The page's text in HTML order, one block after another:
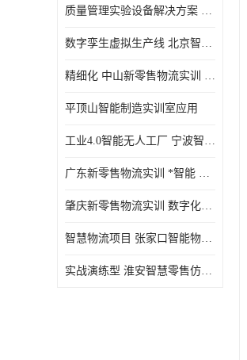
质量管理实验设备解决方案 徐州质量管理实训 _京创智业
数字孪生虚拟生产线 北京智能制造仿真应用
精细化 中山新零售物流实训 数字化赋能
平顶山智能制造实训室应用
工业4.0智能无人工厂 宁波智能制造仿真项目
广东新零售物流实训 *智能 实战演练型
肇庆新零售物流实训 数字化赋能 创新实践
智慧物流项目 张家口智能物流装备
实战演练型 淮安智慧零售仿真实训 实战沉浸式